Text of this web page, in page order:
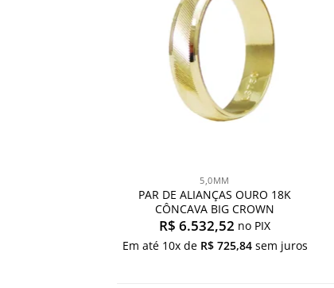
desejos
5,0MM
PAR DE ALIANÇAS OURO 18K
CÔNCAVA BIG CROWN
R$ 6.532,52 no PIX
Em até 10x de R$725,84sem juros